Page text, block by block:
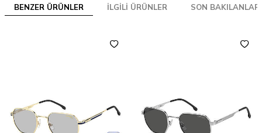
BENZER ÜRÜNLER İLGILI ÜRÜNLER SON BAKILANLAR